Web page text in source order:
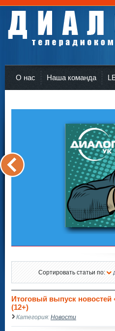
О нас Наша команда
Сортировать статьи по:
Итоговый выпуск новостей
(12+)
Категория: Новости